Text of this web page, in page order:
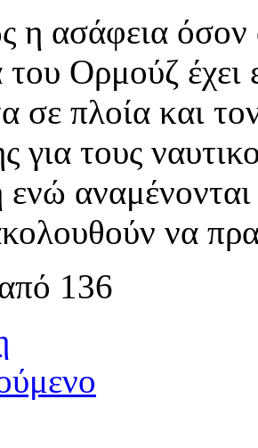
η ασάφεια όσον
του Ορμούζ έχει
σε πλοία και
για τους
αναμένονται
να
136